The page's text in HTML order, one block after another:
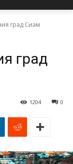
град Сиам
град
0
1204